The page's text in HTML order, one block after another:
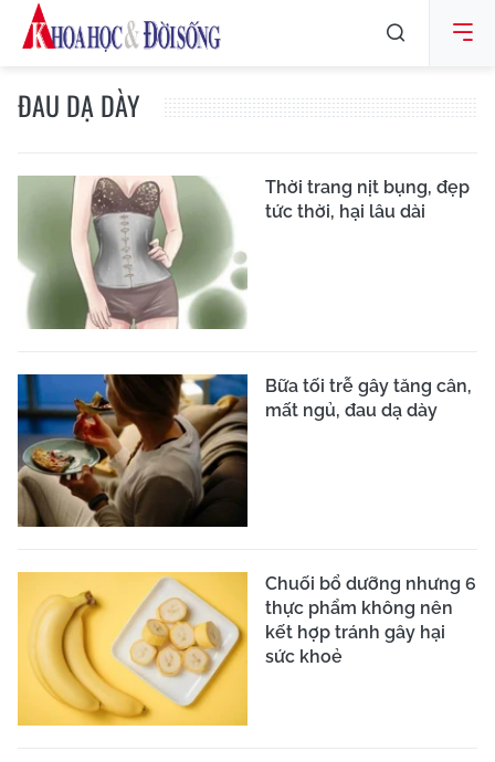
ĐAU DẠ DÀY
Thời trang nịt bụng, đẹp
tức thời, hại lâu dài
Bữa tối trễ gây tăng cân,
mất ngủ, đau dạ dày
Chuối bổ dưỡng nhưng 6
thực phẩm không nên
kết hợp tránh gây hại
sức khoẻ